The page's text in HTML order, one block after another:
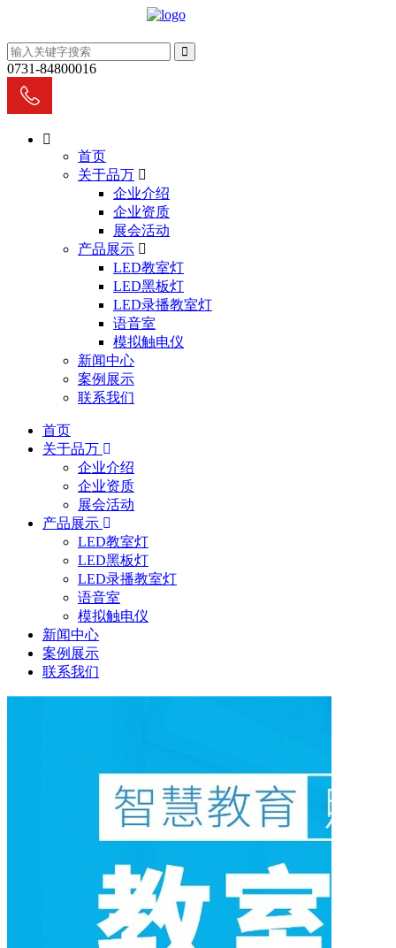
0731-84800016
首页
关于品万
企业介绍
企业资质
展会活动
产品展示
LED教室灯
LED黑板灯
LED录播教室灯
语音室
模拟触电仪
新闻中心
案例展示
联系我们
首页
关于品万
企业介绍
企业资质
展会活动
产品展示
LED教室灯
LED黑板灯
LED录播教室灯
语音室
模拟触电仪
新闻中心
案例展示
联系我们